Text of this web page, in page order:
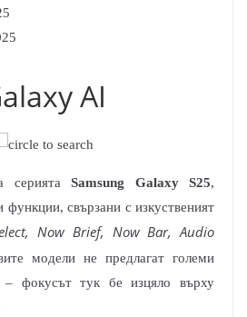
AI
серията Samsung Galaxy S25,
свързани с изкуственият
Now Brief, Now Bar, Audio
модели не предлагат големи
– фокусът тук бе изцяло върху